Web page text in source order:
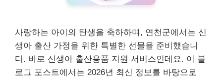
사랑하는 아이의 탄생을 축하하며, 연천군에서는 신
생아 출산 가정을 위한 특별한 선물을 준비했습니
다. 바로 신생아 출산용품 지원 서비스인데요. 이 블
로그 포스트에서는 2026년 최신 정보를 바탕으로